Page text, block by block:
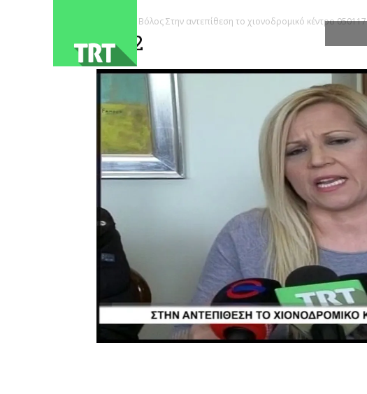
Βόλος Στην αντεπίθεση το χιονοδρομικό κέντρο 050117
4082